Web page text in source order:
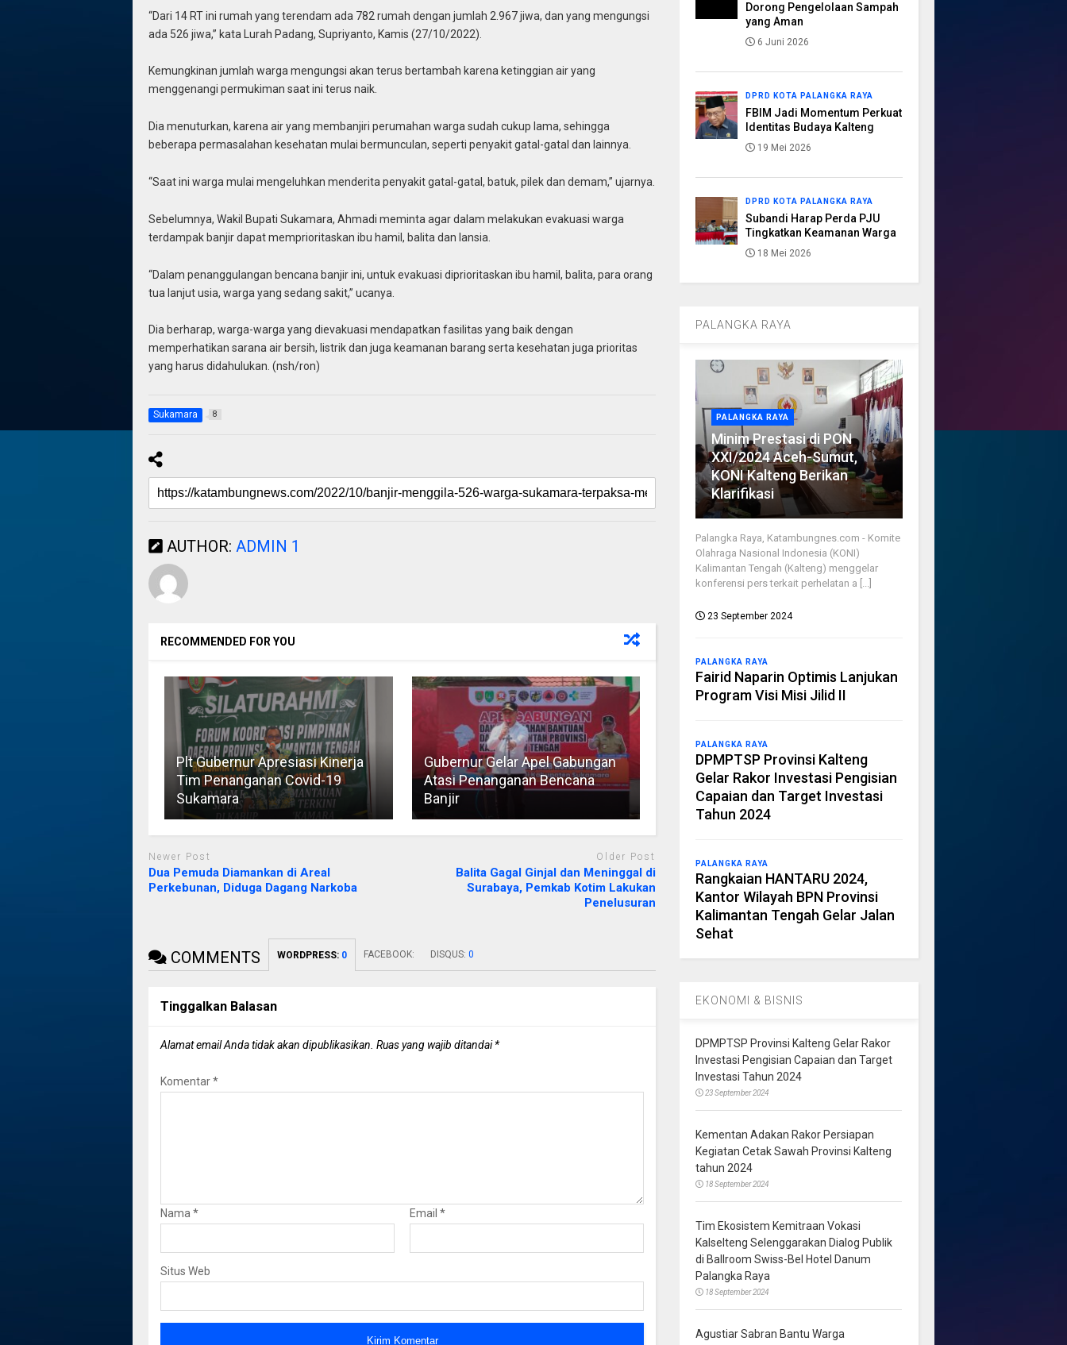
“Dari 14 RT ini rumah yang terendam ada 782 rumah dengan jumlah 2.967 jiwa, dan yang mengungsi
ada 526 jiwa,” kata Lurah Padang, Supriyanto, Kamis (27/10/2022).
Kemungkinan jumlah warga mengungsi akan terus bertambah karena ketinggian air yang
menggenangi permukiman saat ini terus naik.
Dia menuturkan, karena air yang membanjiri perumahan warga sudah cukup lama, sehingga
beberapa permasalahan kesehatan mulai bermunculan, seperti penyakit gatal-gatal dan lainnya.
“Saat ini warga mulai mengeluhkan menderita penyakit gatal-gatal, batuk, pilek dan demam,” ujarnya.
Sebelumnya, Wakil Bupati Sukamara, Ahmadi meminta agar dalam melakukan evakuasi warga
terdampak banjir dapat memprioritaskan ibu hamil, balita dan lansia.
“Dalam penanggulangan bencana banjir ini, untuk evakuasi diprioritaskan ibu hamil, balita, para orang
tua lanjut usia, warga yang sedang sakit,” ucanya.
Dia berharap, warga-warga yang dievakuasi mendapatkan fasilitas yang baik dengan
memperhatikan sarana air bersih, listrik dan juga keamanan barang serta kesehatan juga prioritas
yang harus didahulukan. (nsh/ron)
Sukamara 8
AUTHOR: ADMIN 1
RECOMMENDED FOR YOU
Plt Gubernur Apresiasi Kinerja
Tim Penanganan Covid-19
Sukamara
Gubernur Gelar Apel Gabungan
Atasi Penanganan Bencana
Banjir
Newer Post
Dua Pemuda Diamankan di Areal
Perkebunan, Diduga Dagang Narkoba
Older Post
Balita Gagal Ginjal dan Meninggal di
Surabaya, Pemkab Kotim Lakukan
Penelusuran
COMMENTS WORDPRESS: 0 FACEBOOK: DISQUS: 0
Tinggalkan Balasan
Alamat email Anda tidak akan dipublikasikan. Ruas yang wajib ditandai*
Komentar*
Nama * Email *
Situs Web
Dorong Pengelolaan Sampah
yang Aman
6 Juni 2026
DPRD KOTA PALANGKA RAYA
FBIM Jadi Momentum Perkuat
Identitas Budaya Kalteng
19 Mei 2026
DPRD KOTA PALANGKA RAYA
Subandi Harap Perda PJU
Tingkatkan Keamanan Warga
18 Mei 2026
PALANGKA RAYA
PALANGKA RAYA
Minim Prestasi di PON
XXI/2024 Aceh-Sumut,
KONI Kalteng Berikan
Klarifikasi
Palangka Raya, Katambungnes.com - Komite
Olahraga Nasional Indonesia (KONI)
Kalimantan Tengah (Kalteng) menggelar
konferensi pers terkait perhelatan a [...]
23 September 2024
PALANGKA RAYA
Fairid Naparin Optimis Lanjukan
Program Visi Misi Jilid II
PALANGKA RAYA
DPMPTSP Provinsi Kalteng
Gelar Rakor Investasi Pengisian
Capaian dan Target Investasi
Tahun 2024
PALANGKA RAYA
Rangkaian HANTARU 2024,
Kantor Wilayah BPN Provinsi
Kalimantan Tengah Gelar Jalan
Sehat
EKONOMI & BISNIS
DPMPTSP Provinsi Kalteng Gelar Rakor
Investasi Pengisian Capaian dan Target
Investasi Tahun 2024
23 September 2024
Kementan Adakan Rakor Persiapan
Kegiatan Cetak Sawah Provinsi Kalteng
tahun 2024
18 September 2024
Tim Ekosistem Kemitraan Vokasi
Kalselteng Selenggarakan Dialog Publik
di Ballroom Swiss-Bel Hotel Danum
Palangka Raya
18 September 2024
Agustiar Sabran Bantu Warga